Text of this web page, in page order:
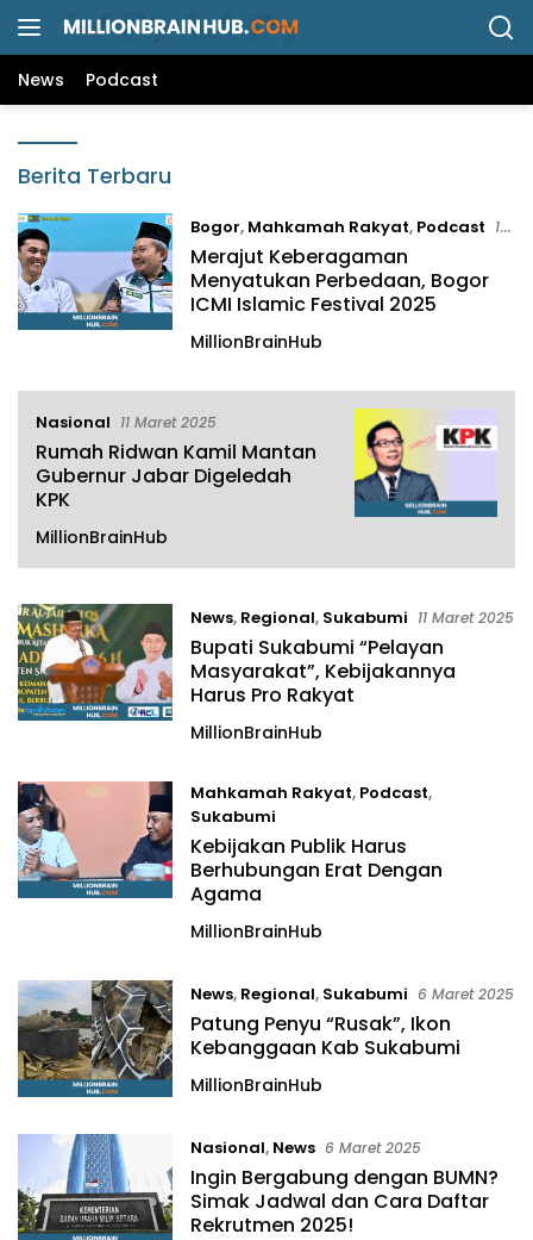
News Podcast
I
L
L
I
O
N
Berita Terbaru
Bogor, Mahkamah Rakyat, Podcast 16
Maret 2025
Merajut Keberagaman
Menyatukan Perbedaan, Bogor
ICMI Islamic Festival 2025
MillionBrainHub
Nasional 11 Maret 2025
Rumah Ridwan Kamil Mantan
Gubernur Jabar Digeledah
KPK
MillionBrainHub
News, Regional, Sukabumi 11 Maret 2025
Bupati Sukabumi “Pelayan
Masyarakat”, Kebijakannya
Harus Pro Rakyat
MillionBrainHub
Mahkamah Rakyat, Podcast,
Sukabumi
9 Maret 2025
Kebijakan Publik Harus
Berhubungan Erat Dengan
Agama
MillionBrainHub
News, Regional, Sukabumi 6 Maret 2025
Patung Penyu “Rusak”, Ikon
Kebanggaan Kab Sukabumi
MillionBrainHub
Nasional, News 6 Maret 2025
Ingin Bergabung dengan BUMN?
Simak Jadwal dan Cara Daftar
Rekrutmen 2025!